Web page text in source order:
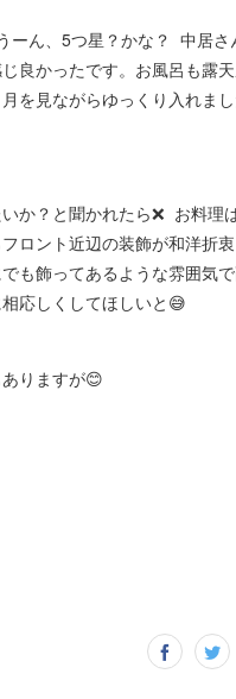
ーん、5つ星？かな？ 中居さ
良かったです。お風呂も露
を見ながらゆっくり入れま
か？と聞かれたら❌ お料理
ロント近辺の装飾が和洋折
も飾ってあるような雰囲気
応しくしてほしいと😅
りますが😊